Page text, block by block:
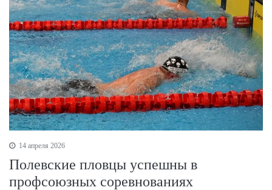
14 апреля 2026
Полевские пловцы успешны в
профсоюзных соревнованиях